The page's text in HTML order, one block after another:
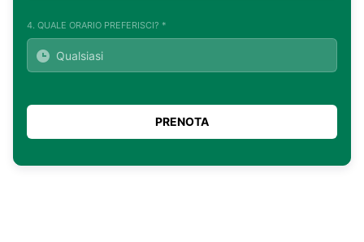
4. QUALE ORARIO PREFERISCI? *